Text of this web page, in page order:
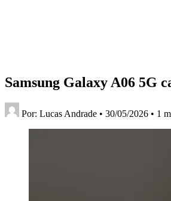
Samsung Galaxy A06 5G
Por: Lucas Andrade • 30/05/2026 • 1